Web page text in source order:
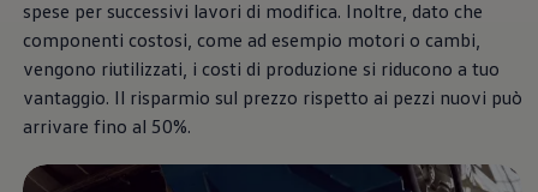
Noleggio
Leasing Finanziario
Servizi Assicurativi
Polizza Protezione Credito
Assicurazione GAP Protezioneventi
Estensione Garanzia Usato
Sistemi di Identificazione Veicolo
spese per successivi lavori di modifica. Inoltre, dato che
componenti costosi, come ad esempio motori o cambi,
vengono riutilizzati, i costi di produzione si riducono a tuo
vantaggio. Il risparmio sul prezzo rispetto ai pezzi nuovi può
arrivare fino al 50%.